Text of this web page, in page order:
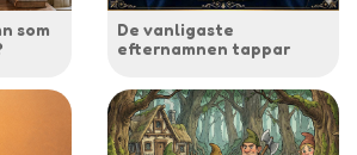
som
De vanligaste
efternamnen tappar